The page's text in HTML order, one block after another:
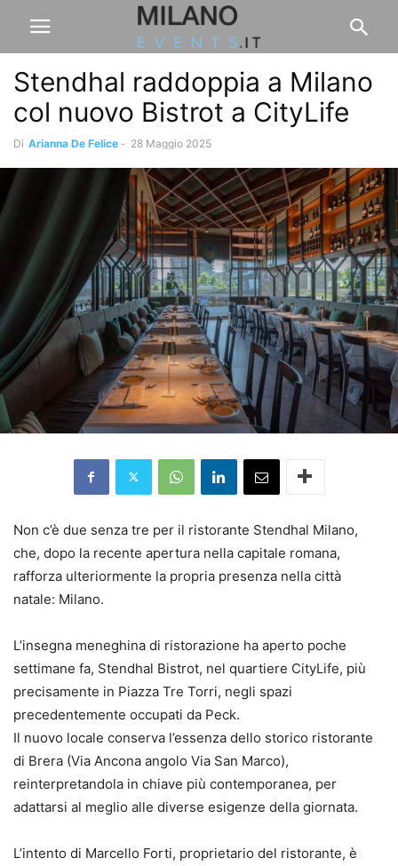
Stendhal raddoppia a Milano
col nuovo Bistrot a CityLife
Di Arianna De Felice - 28 Maggio 2025
Non c’è due senza tre per il ristorante Stendhal Milano,
che, dopo la recente apertura nella capitale romana,
rafforza ulteriormente la propria presenza nella città
natale: Milano.
L’insegna meneghina di ristorazione ha aperto poche
settimane fa, Stendhal Bistrot, nel quartiere CityLife, più
precisamente in Piazza Tre Torri, negli spazi
precedentemente occupati da Peck.
Il nuovo locale conserva l’essenza dello storico ristorante
di Brera (Via Ancona angolo Via San Marco),
reinterpretandola in chiave più contemporanea, per
adattarsi al meglio alle diverse esigenze della giornata.
L’intento di Marcello Forti, proprietario del ristorante, è